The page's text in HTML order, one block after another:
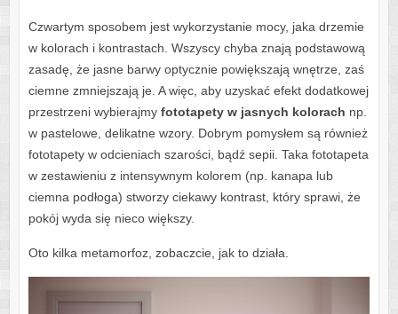
Czwartym sposobem jest wykorzystanie mocy, jaka drzemie
w kolorach i kontrastach. Wszyscy chyba znają podstawową
zasadę, że jasne barwy optycznie powiększają wnętrze, zaś
ciemne zmniejszają je. A więc, aby uzyskać efekt dodatkowej
przestrzeni wybierajmy fototapety w jasnych kolorach np.
w pastelowe, delikatne wzory. Dobrym pomysłem są również
fototapety w odcieniach szarości, bądź sepii. Taka fototapeta
w zestawieniu z intensywnym kolorem (np. kanapa lub
ciemna podłoga) stworzy ciekawy kontrast, który sprawi, że
pokój wyda się nieco większy.
Oto kilka metamorfoz, zobaczcie, jak to działa.